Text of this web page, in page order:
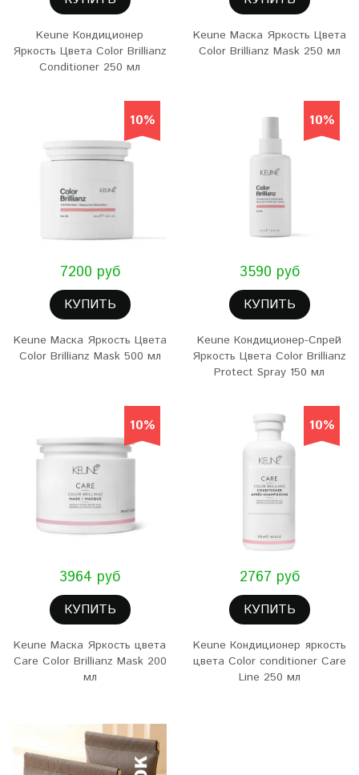
Keune Кондиционер
Яркость Цвета Color Brillianz
Conditioner 250 мл
Keune Маска Яркость Цвета
Color Brillianz Mask 250 мл
10%
7200 руб
КУПИТЬ
Keune Маска Яркость Цвета
Color Brillianz Mask 500 мл
10%
3590 руб
КУПИТЬ
Keune Кондиционер-Спрей
Яркость Цвета Color Brillianz
Protect Spray 150 мл
10%
3964 руб
КУПИТЬ
Keune Маска Яркость цвета
Care Color Brillianz Mask 200
мл
10%
2767 руб
КУПИТЬ
Keune Кондиционер яркость
цвета Color conditioner Care
Line 250 мл